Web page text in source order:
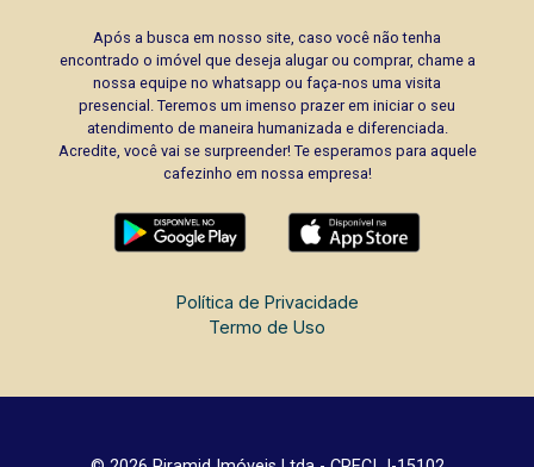
Após a busca em nosso site, caso você não tenha
encontrado o imóvel que deseja alugar ou comprar, chame a
nossa equipe no whatsapp ou faça-nos uma visita
presencial. Teremos um imenso prazer em iniciar o seu
atendimento de maneira humanizada e diferenciada.
Acredite, você vai se surpreender! Te esperamos para aquele
cafezinho em nossa empresa!
Política de Privacidade
Termo de Uso